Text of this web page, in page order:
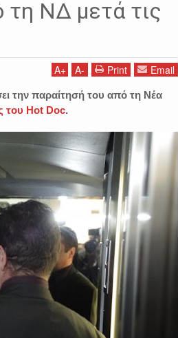
τη ΝΔ μετά τις
A+ A- Print Email
την παραίτησή του από τη Νέα
του Hot Doc.